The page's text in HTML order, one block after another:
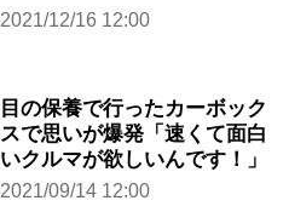
2021/12/16 12:00
目の保養で行ったカーボック
スで思いが爆発「速くて面白
いクルマが欲しいんです！」
2021/09/14 12:00